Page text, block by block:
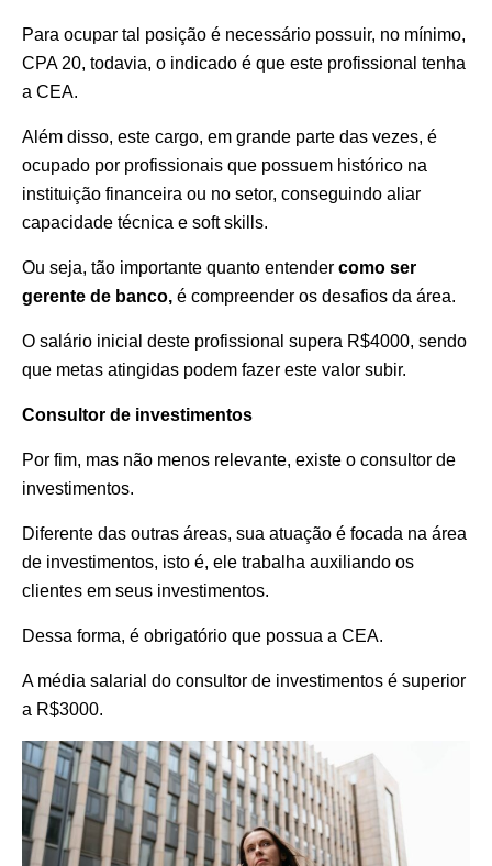
Para ocupar tal posição é necessário possuir, no mínimo,
CPA 20, todavia, o indicado é que este profissional tenha
a CEA.
Além disso, este cargo, em grande parte das vezes, é
ocupado por profissionais que possuem histórico na
instituição financeira ou no setor, conseguindo aliar
capacidade técnica e soft skills.
Ou seja, tão importante quanto entender como ser
gerente de banco, é compreender os desafios da área.
O salário inicial deste profissional supera R$4000, sendo
que metas atingidas podem fazer este valor subir.
Consultor de investimentos
Por fim, mas não menos relevante, existe o consultor de
investimentos.
Diferente das outras áreas, sua atuação é focada na área
de investimentos, isto é, ele trabalha auxiliando os
clientes em seus investimentos.
Dessa forma, é obrigatório que possua a CEA.
A média salarial do consultor de investimentos é superior
a R$3000.